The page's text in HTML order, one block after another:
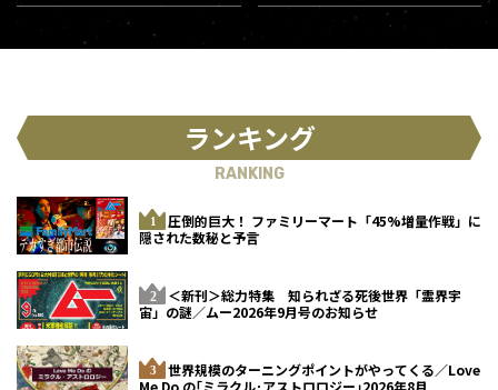
ランキング
RANKING
圧倒的巨大！ ファミリーマート「45%増量作戦」に
隠された数秘と予言
＜新刊＞総力特集 知られざる死後世界「霊界宇
宙」の謎／ムー2026年9月号のお知らせ
世界規模のターニングポイントがやってくる／Love
Me Do の｢ミラクル･アストロロジー｣2026年8月